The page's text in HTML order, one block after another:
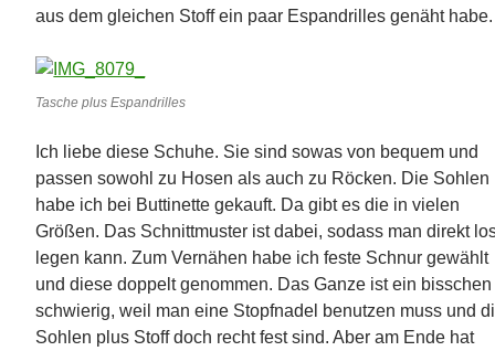
aus dem gleichen Stoff ein paar Espandrilles genäht habe.
Tasche plus Espandrilles
Ich liebe diese Schuhe. Sie sind sowas von bequem und
passen sowohl zu Hosen als auch zu Röcken. Die Sohlen
habe ich bei Buttinette gekauft. Da gibt es die in vielen
Größen. Das Schnittmuster ist dabei, sodass man direkt
legen kann. Zum Vernähen habe ich feste Schnur gewählt
und diese doppelt genommen. Das Ganze ist ein bisschen
schwierig, weil man eine Stopfnadel benutzen muss und
Sohlen plus Stoff doch recht fest sind. Aber am Ende hat